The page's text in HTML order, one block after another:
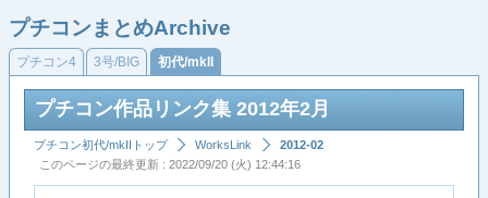
プチコンまとめArchive
プチコン4 3号/BIG 初代/mkII
プチコン作品リンク集 2012年2月
プチコン初代/mkIIトップ WorksLink
2012-02
このページの最終更新 : 2022/09/20 (火) 12:44:16